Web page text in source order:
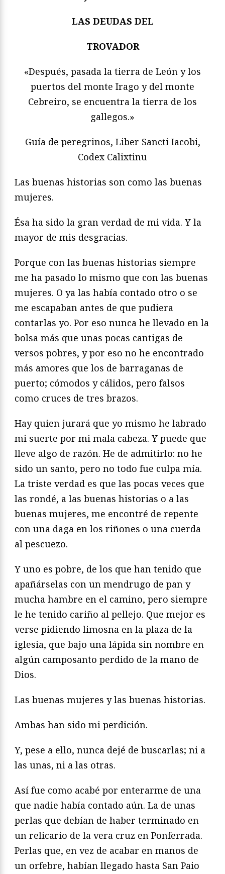
LAS DEUDAS DEL
TROVADOR
«Después, pasada la tierra de León y los
puertos del monte Irago y del monte
Cebreiro, se encuentra la tierra de los
gallegos.»
Guía de peregrinos, Liber Sancti Iacobi,
Codex Calixtinu
Las buenas historias son como las buenas
mujeres.
Ésa ha sido la gran verdad de mi vida. Y la
mayor de mis desgracias.
Porque con las buenas historias siempre
me ha pasado lo mismo que con las buenas
mujeres. O ya las había contado otro o se
me escapaban antes de que pudiera
contarlas yo. Por eso nunca he llevado en la
bolsa más que unas pocas cantigas de
versos pobres, y por eso no he encontrado
más amores que los de barraganas de
puerto; cómodos y cálidos, pero falsos
como cruces de tres brazos.
Hay quien jurará que yo mismo he labrado
mi suerte por mi mala cabeza. Y puede que
lleve algo de razón. He de admitirlo: no he
sido un santo, pero no todo fue culpa mía.
La triste verdad es que las pocas veces que
las rondé, a las buenas historias o a las
buenas mujeres, me encontré de repente
con una daga en los riñones o una cuerda
al pescuezo.
Y uno es pobre, de los que han tenido que
apañárselas con un mendrugo de pan y
mucha hambre en el camino, pero siempre
le he tenido cariño al pellejo. Que mejor es
verse pidiendo limosna en la plaza de la
iglesia, que bajo una lápida sin nombre en
algún camposanto perdido de la mano de
Dios.
Las buenas mujeres y las buenas historias.
Ambas han sido mi perdición.
Y, pese a ello, nunca dejé de buscarlas; ni a
las unas, ni a las otras.
Así fue como acabé por enterarme de una
que nadie había contado aún. La de unas
perlas que debían de haber terminado en
un relicario de la vera cruz en Ponferrada.
Perlas que, en vez de acabar en manos de
un orfebre, habían llegado hasta San Paio